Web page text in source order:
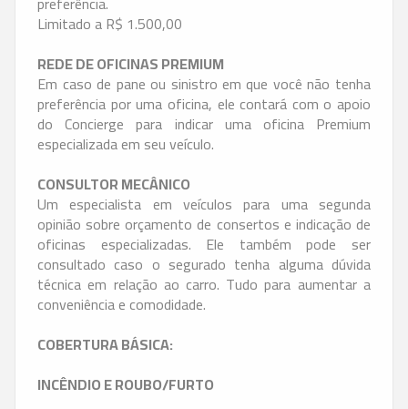
Limitado a R$ 1.500,00
REDE DE OFICINAS PREMIUM
Em caso de pane ou sinistro em que você não tenha
preferência por uma oficina, ele contará com o apoio
do Concierge para indicar uma oficina Premium
especializada em seu veículo.
CONSULTOR MECÂNICO
Um especialista em veículos para uma segunda
opinião sobre orçamento de consertos e indicação de
oficinas especializadas. Ele também pode ser
consultado caso o segurado tenha alguma dúvida
técnica em relação ao carro. Tudo para aumentar a
conveniência e comodidade.
COBERTURA BÁSICA:
INCÊNDIO E ROUBO/FURTO